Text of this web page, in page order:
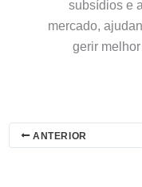
subsídios e
mercado,
gerir
ANTERIOR